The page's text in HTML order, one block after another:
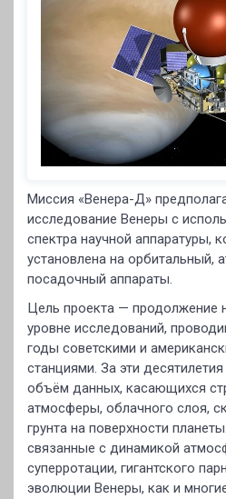
Миссия «Венера-Д»
исследование Венеры с
спектра научной аппаратуры,
установлена на орбитальный,
посадочный аппараты.
Цель проекта — продолжение
уровне исследований,
годы советскими и
станциями. За эти
объём данных, касающихся
атмосферы, облачного слоя,
грунта на поверхности
связанные с динамикой
суперротации, гигантского
эволюции Венеры, как и